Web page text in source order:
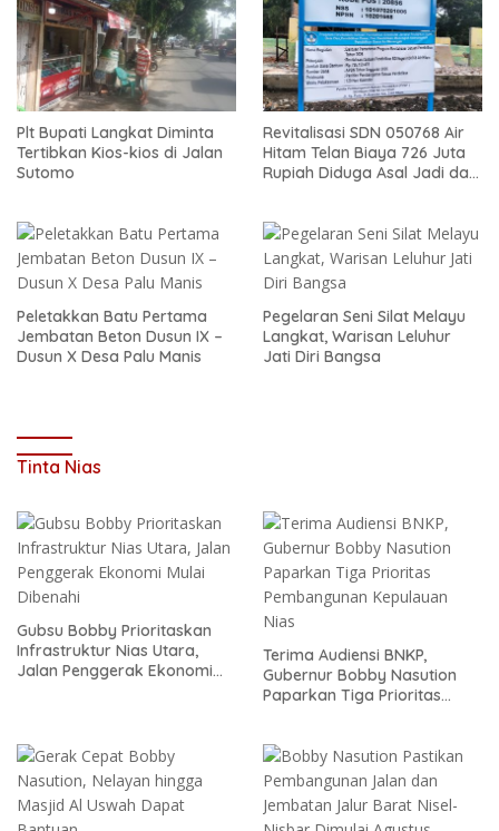
Plt Bupati Langkat Diminta
Tertibkan Kios-kios di Jalan
Sutomo
Revitalisasi SDN 050768 Air
Hitam Telan Biaya 726 Juta
Rupiah Diduga Asal Jadi dan
Peletakkan Batu Pertama
Jembatan Beton Dusun IX –
Dusun X Desa Palu Manis
Pegelaran Seni Silat Melayu
Langkat, Warisan Leluhur
Jati Diri Bangsa
Tinta Nias
Gubsu Bobby Prioritaskan
Infrastruktur Nias Utara,
Jalan Penggerak Ekonomi
Terima Audiensi BNKP,
Gubernur Bobby Nasution
Paparkan Tiga Prioritas